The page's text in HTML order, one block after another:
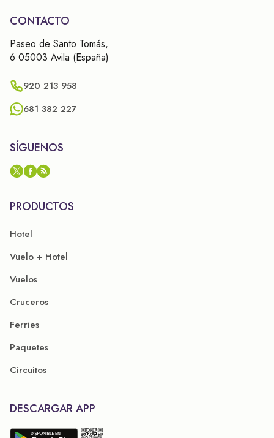
CONTACTO
Paseo de Santo Tomás,
6 05003 Avila (España)
920 213 958
681 382 227
SÍGUENOS
PRODUCTOS
Hotel
Vuelo + Hotel
Vuelos
Cruceros
Ferries
Paquetes
Circuitos
DESCARGAR APP